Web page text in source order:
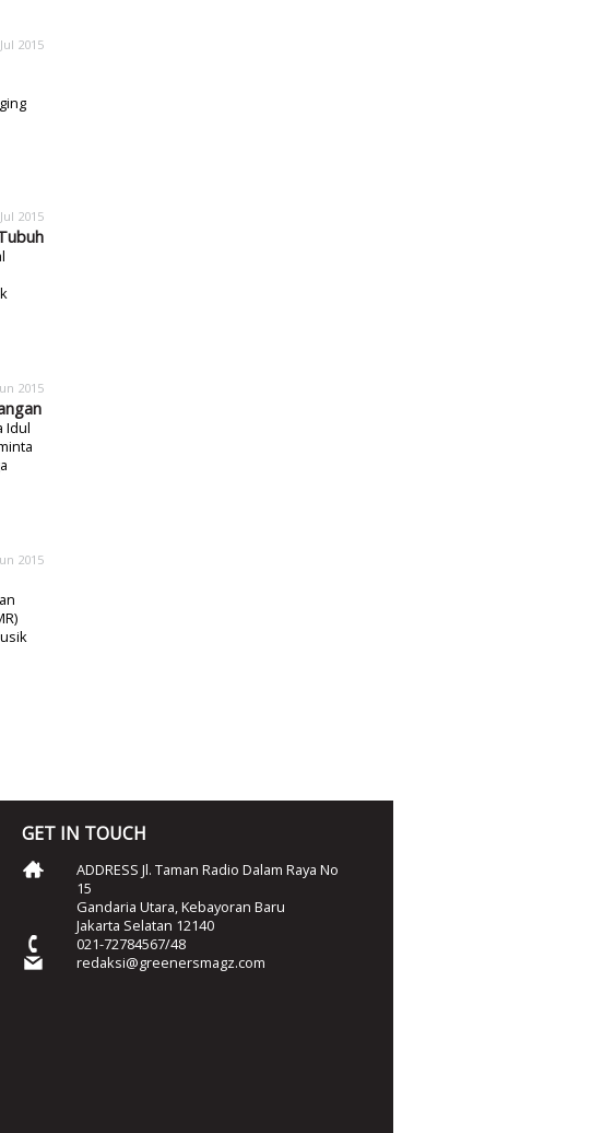
2015
2015
2015
Idul
2015
GET IN TOUCH
ADDRESS Jl. Taman Radio Dalam Raya No
15
Gandaria Utara, Kebayoran Baru
Jakarta Selatan 12140
021-72784567/48
redaksi@greenersmagz.com